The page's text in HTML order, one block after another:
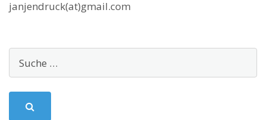
janjendruck(at)gmail.com